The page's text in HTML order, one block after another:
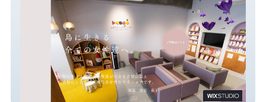
はぎレディースクリニック